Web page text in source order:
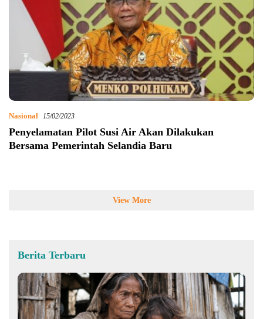
Nasional 15/02/2023
Penyelamatan Pilot Susi Air Akan Dilakukan
Bersama Pemerintah Selandia Baru
View More
Berita Terbaru